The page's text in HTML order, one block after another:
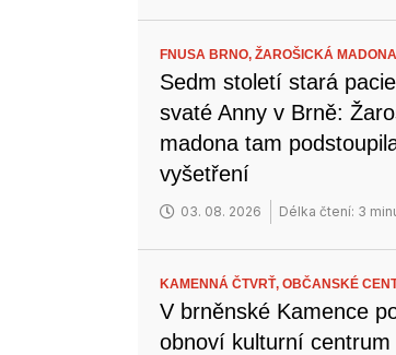
FNUSA BRNO,ŽAROŠICKÁ MADONA
Sedm století stará
svaté Anny v Brně:
madona tam
vyšetření
03. 08. 2026 Délka čtení: 3
KAMENNÁ ČTVRŤ,OBČANSKÉ
V brněnské Kamence
obnoví kulturní centrum